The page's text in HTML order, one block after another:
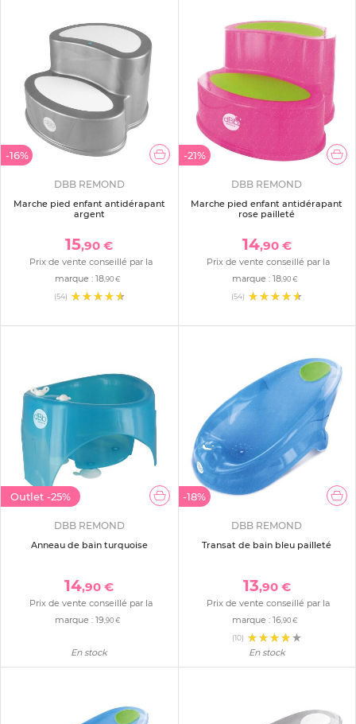
-16%
DBB REMOND
Marche pied enfant antidérapant
argent
15,90 €
Prix de vente conseillé par la
marque : 18,90 €
(54)
-21%
DBB REMOND
Marche pied enfant antidérapant
rose pailleté
14,90 €
Prix de vente conseillé par la
marque :18 ,90 €
(54)
Outlet -25%
DBB REMOND
Anneau de bain turquoise
14,90 €
Prix de vente conseillé par la
marque : 19 ,90 €
En stock
-18%
DBB REMOND
Transat de bain bleu pailleté
13,90 €
Prix de vente conseillé par la
marque :16 ,90 €
(10)
En stock